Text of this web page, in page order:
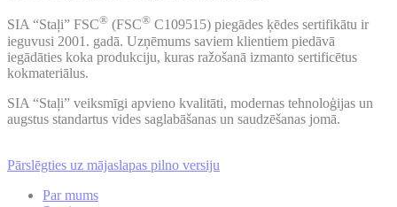
SIA “Staļi” FSC® (FSC® C109515) piegādes ķēdes sertifikātu ir
ieguvusi 2001. gadā. Uzņēmums saviem klientiem piedāvā
iegādāties koka produkciju, kuras ražošanā izmanto sertificētus
kokmateriālus.
SIA “Staļi” veiksmīgi apvieno kvalitāti, modernas tehnoloģijas un
augstus standartus vides saglabāšanas un saudzēšanas jomā.
Pārslēgties uz mājaslapas pilno versiju
Par mums